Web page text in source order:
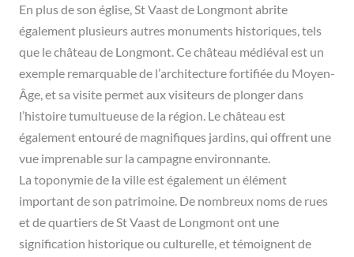
En plus de son église, St Vaast de Longmont abrite
également plusieurs autres monuments historiques, tels
que le château de Longmont. Ce château médiéval est un
exemple remarquable de l’architecture fortifiée du Moyen-
Âge, et sa visite permet aux visiteurs de plonger dans
l’histoire tumultueuse de la région. Le château est
également entouré de magnifiques jardins, qui offrent une
vue imprenable sur la campagne environnante.
La toponymie de la ville est également un élément
important de son patrimoine. De nombreux noms de rues
et de quartiers de St Vaast de Longmont ont une
signification historique ou culturelle, et témoignent de